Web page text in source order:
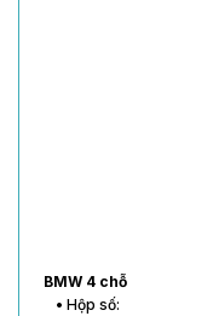
BMW 4 chỗ
• Hộp số: